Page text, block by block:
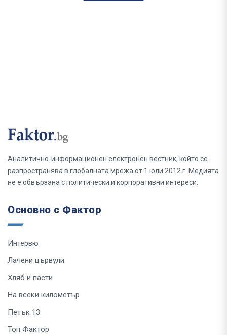
Аналитично-информационен електронен вестник, който се
разпространява в глобалната мрежа от 1 юли 2012 г. Медията
не е обвързана с политически и корпоративни интереси.
Основно с Фактор
Интервю
Лачени цървули
Хляб и пасти
На всеки километър
Петък 13
Топ Фактор